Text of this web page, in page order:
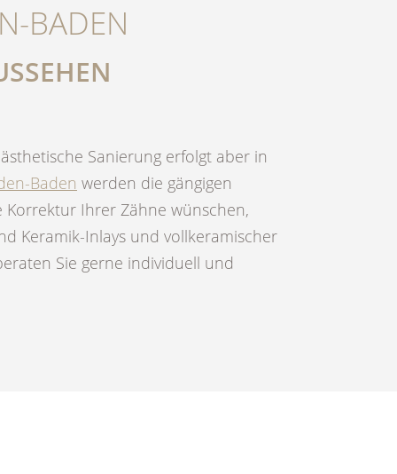
BADEN
Sanierung erfolgt aber in
Baden werden die gängigen
Korrektur Ihrer Zähne wünschen,
Keramik-Inlays und vollkeramischer
Sie gerne individuell und